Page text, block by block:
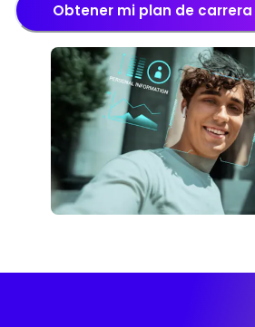
Obtener mi plan de carrera